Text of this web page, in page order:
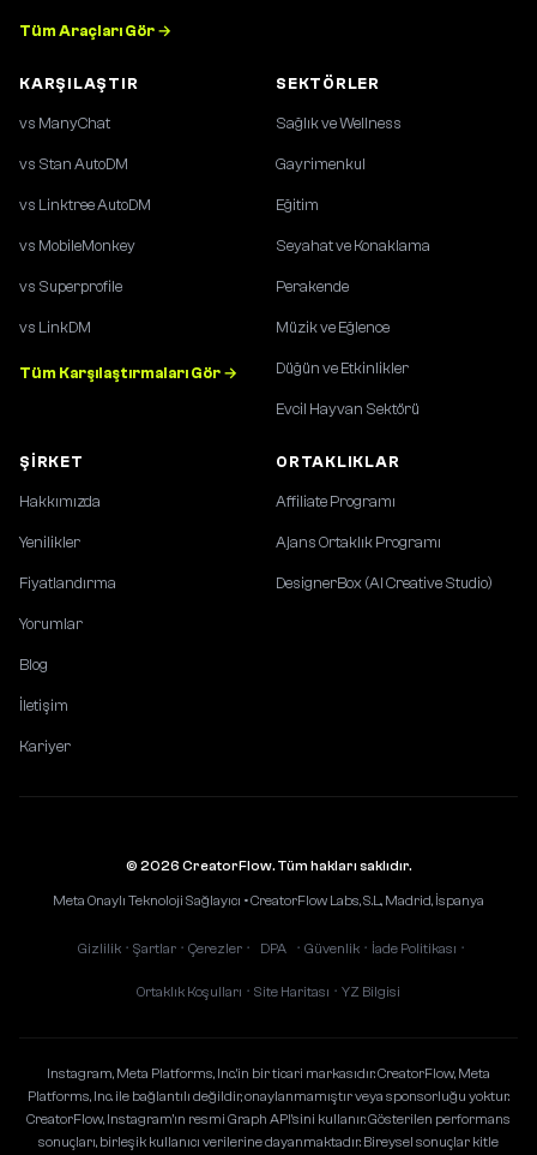
Tüm Araçları Gör →
KARŞILAŞTIR
vs ManyChat
vs Stan AutoDM
vs Linktree AutoDM
vs MobileMonkey
vs Superprofile
vs LinkDM
Tüm Karşılaştırmaları Gör →
SEKTÖRLER
Sağlık ve Wellness
Gayrimenkul
Eğitim
Seyahat ve Konaklama
Perakende
Müzik ve Eğlence
Düğün ve Etkinlikler
Evcil Hayvan Sektörü
ŞIRKET
Hakkımızda
Yenilikler
Fiyatlandırma
Yorumlar
Blog
İletişim
Kariyer
ORTAKLIKLAR
Affiliate Programı
Ajans Ortaklık Programı
DesignerBox (AI Creative Studio)
© 2026 CreatorFlow. Tüm hakları saklıdır.
Meta Onaylı Teknoloji Sağlayıcı • CreatorFlow Labs, S.L., Madrid, İspanya
Gizlilik • Şartlar • Çerezler • DPA • Güvenlik • İade Politikası •
Ortaklık Koşulları • Site Haritası • YZ Bilgisi
Instagram, Meta Platforms, Inc.'in bir ticari markasıdır. CreatorFlow, Meta
Platforms, Inc. ile bağlantılı değildir, onaylanmamıştır veya sponsorluğu yoktur.
CreatorFlow, Instagram'ın resmi Graph API'sini kullanır. Gösterilen performans
sonuçları, birleşik kullanıcı verilerine dayanmaktadır. Bireysel sonuçlar kitle